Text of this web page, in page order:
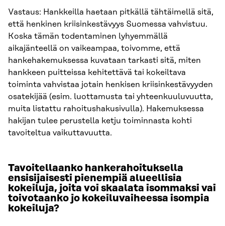
Vastaus: Hankkeilla haetaan pitkällä tähtäimellä sitä,
että henkinen kriisinkestävyys Suomessa vahvistuu.
Koska tämän todentaminen lyhyemmällä
aikajänteellä on vaikeampaa, toivomme, että
hankehakemuksessa kuvataan tarkasti sitä, miten
hankkeen puitteissa kehitettävä tai kokeiltava
toiminta vahvistaa jotain henkisen kriisinkestävyyden
osatekijää (esim. luottamusta tai yhteenkuuluvuutta,
muita listattu rahoitushakusivulla). Hakemuksessa
hakijan tulee perustella ketju toiminnasta kohti
tavoiteltua vaikuttavuutta.
Tavoitellaanko hankerahoituksella
ensisijaisesti pienempiä alueellisia
kokeiluja, joita voi skaalata isommaksi vai
toivotaanko jo kokeiluvaiheessa isompia
kokeiluja?